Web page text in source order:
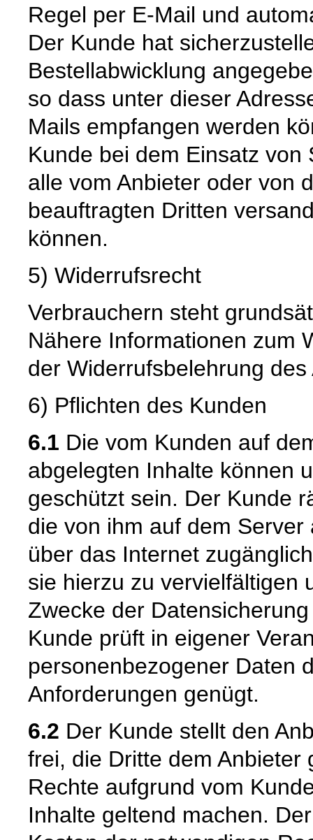
Regel per E-Mail und
Der Kunde hat
Bestellabwicklung
so dass unter dieser
Mails empfangen werden
Kunde bei dem Einsatz
alle vom Anbieter oder von
beauftragten Dritten
können.
5) Widerrufsrecht
Verbrauchern steht
Nähere Informationen zum
der Widerrufsbelehrung des
6) Pflichten des Kunden
6.1 Die vom Kunden auf
abgelegten Inhalte können
geschützt sein. Der Kunde
die von ihm auf dem
über das Internet
sie hierzu zu vervielfältigen
Zwecke der
Kunde prüft in eigener
personenbezogener Daten
Anforderungen genügt.
6.2 Der Kunde stellt den
frei, die Dritte dem Anbieter
Rechte aufgrund vom
Inhalte geltend machen.